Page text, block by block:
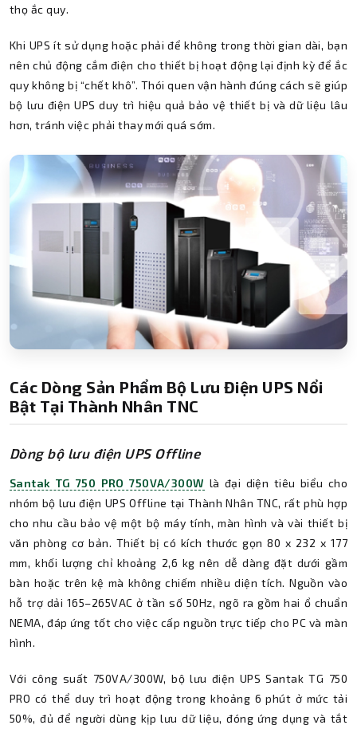
thọ ắc quy.
Khi UPS ít sử dụng hoặc phải để không trong thời gian dài, bạn
nên chủ động cắm điện cho thiết bị hoạt động lại định kỳ để ắc
quy không bị “chết khô”. Thói quen vận hành đúng cách sẽ giúp
bộ lưu điện UPS duy trì hiệu quả bảo vệ thiết bị và dữ liệu lâu
hơn, tránh việc phải thay mới quá sớm.
Các Dòng Sản Phẩm Bộ Lưu Điện UPS Nổi
Bật Tại Thành Nhân TNC
Dòng bộ lưu điện UPS Offline
Santak TG 750 PRO 750VA/300W là đại diện tiêu biểu cho
nhóm bộ lưu điện UPS Offline tại Thành Nhân TNC, rất phù hợp
cho nhu cầu bảo vệ một bộ máy tính, màn hình và vài thiết bị
văn phòng cơ bản. Thiết bị có kích thước gọn 80 x 232 x 177
mm, khối lượng chỉ khoảng 2,6 kg nên dễ dàng đặt dưới gầm
bàn hoặc trên kệ mà không chiếm nhiều diện tích. Nguồn vào
hỗ trợ dải 165–265VAC ở tần số 50Hz, ngõ ra gồm hai ổ chuẩn
NEMA, đáp ứng tốt cho việc cấp nguồn trực tiếp cho PC và màn
hình.
Với công suất 750VA/300W, bộ lưu điện UPS Santak TG 750
PRO có thể duy trì hoạt động trong khoảng 6 phút ở mức tải
50%, đủ để người dùng kịp lưu dữ liệu, đóng ứng dụng và tắt